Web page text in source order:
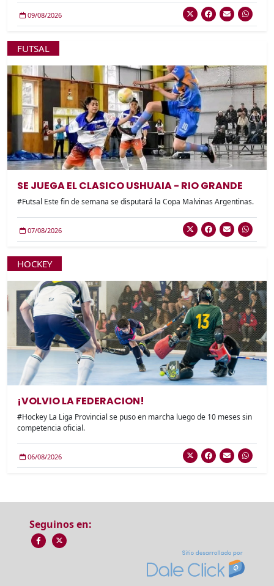
09/08/2026
FUTSAL
SE JUEGA EL CLASICO USHUAIA - RIO GRANDE
#Futsal Este fin de semana se disputará la Copa Malvinas Argentinas.
07/08/2026
HOCKEY
¡VOLVIO LA FEDERACION!
#Hockey La Liga Provincial se puso en marcha luego de 10 meses sin
competencia oficial.
06/08/2026
Seguinos en: